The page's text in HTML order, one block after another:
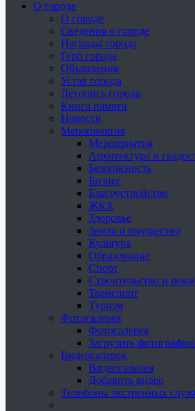
О городе
О городе
Сведения о городе
Награды города
Герб города
Объявления
Устав города
Летопись города
Книга памяти
Новости
Мероприятия
Мероприятия
Архитектура и
Безопасность
Бизнес
Благоустройство
ЖКХ
Здоровье
Земля и имущество
Культура
Образование
Спорт
Строительство и
Транспорт
Туризм
Фотогалерея
Фотогалерея
Загрузить фотографии
Видеогалерея
Видеогалерея
Добавить видео
Телефоны экстренных